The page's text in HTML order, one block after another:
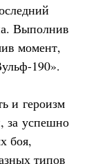
Выполнив
момент,
190».
и героизм
за успешно
боя,
типов